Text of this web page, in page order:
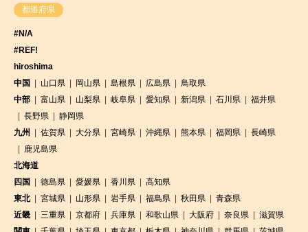
都道府県
#N/A
#REF!
hiroshima
中国
山口県 岡山県 島根県 広島県
鳥取県
中部
富山県 山梨県 岐阜県 愛知県 新潟県 石川県
福井県
長野県
静岡県
九州
佐賀県 大分県 宮崎県 沖縄県 熊本県 福岡県
長崎県
鹿児島県
北海道
四国
徳島県 愛媛県 香川県
高知県
東北
宮城県 山形県 岩手県 福島県 秋田県
青森県
近畿
三重県 京都府 兵庫県 和歌山県 大阪府 奈良県
滋賀県